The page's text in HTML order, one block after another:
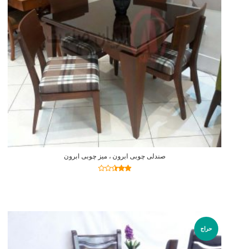
صندلی چوبی ابرون ، میز چوبی ابرون
اطلاعات بیشتر
حراج